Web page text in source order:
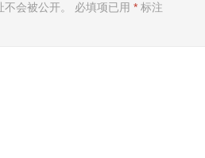
会被公开。 必填项已用 * 标注